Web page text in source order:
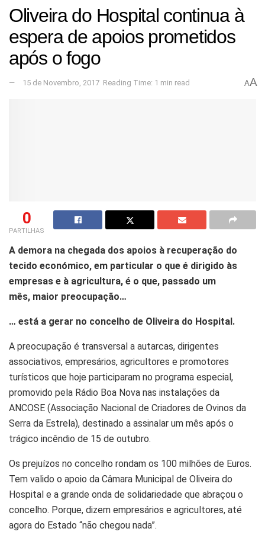
Oliveira do Hospital continua à
espera de apoios prometidos
após o fogo
15 de Novembro, 2017 Reading Time: 1 min read AA
0
PARTILHAS
A demora na chegada dos apoios à recuperação do
tecido económico, em particular o que é dirigido às
empresas e à agricultura, é o que, passado um
mês, maior preocupação…
… está a gerar no concelho de Oliveira do Hospital.
A preocupação é transversal a autarcas, dirigentes
associativos, empresários, agricultores e promotores
turísticos que hoje participaram no programa especial,
promovido pela Rádio Boa Nova nas instalações da
ANCOSE (Associação Nacional de Criadores de Ovinos da
Serra da Estrela), destinado a assinalar um mês após o
trágico incêndio de 15 de outubro.
Os prejuízos no concelho rondam os 100 milhões de Euros.
Tem valido o apoio da Câmara Municipal de Oliveira do
Hospital e a grande onda de solidariedade que abraçou o
concelho. Porque, dizem empresários e agricultores, até
agora do Estado “não chegou nada”.